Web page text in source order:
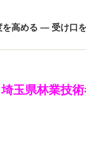
を高める ― 受け口
玉県林業技
ＧＥ